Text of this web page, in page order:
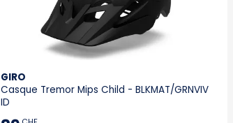
GIRO
Casque Tremor Mips Child - BLKMAT/GRNVIV
ID